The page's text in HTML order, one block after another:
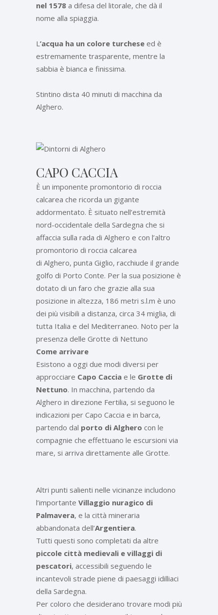
nel 1578 a difesa del litorale, che dà il
nome alla spiaggia.
L’acqua ha un colore turchese ed è
estremamente trasparente, mentre la
sabbia è bianca e finissima.
Stintino dista 40 minuti di macchina da
Alghero.
CAPO CACCIA
È un imponente promontorio di roccia
calcarea che ricorda un gigante
addormentato. È situato nell’estremità
nord-occidentale della Sardegna che si
affaccia sulla rada di Alghero e con l’altro
promontorio di roccia calcarea
di Alghero, punta Giglio, racchiude il grande
golfo di Porto Conte. Per la sua posizione è
dotato di un faro che grazie alla sua
posizione in altezza, 186 metri s.l.m è uno
dei più visibili a distanza, circa 34 miglia, di
tutta Italia e del Mediterraneo. Noto per la
presenza delle Grotte di Nettuno
Come arrivare
Esistono a oggi due modi diversi per
approcciare Capo Caccia e le Grotte di
Nettuno. In macchina, partendo da
Alghero in direzione Fertilia, si seguono le
indicazioni per Capo Caccia e in barca,
partendo dal porto di Alghero con le
compagnie che effettuano le escursioni via
mare, si arriva direttamente alle Grotte.
Altri punti salienti nelle vicinanze includono
l’importante Villaggio nuragico di
Palmavera, e la città mineraria
abbandonata dell’Argentiera.
Tutti questi sono completati da altre
piccole città medievali e villaggi di
pescatori, accessibili seguendo le
incantevoli strade piene di paesaggi idilliaci
della Sardegna.
Per coloro che desiderano trovare modi più